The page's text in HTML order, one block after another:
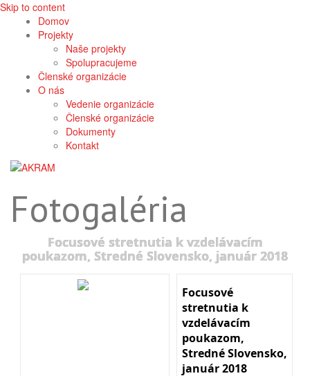
Skip to content
Domov
Projekty
Naše projekty
Spolupracujeme
Členské organizácie
O nás
Vedenie organizácie
Členské organizácie
Dokumenty
Kontakt
Fotogaléria
Focusové stretnutia k vzdelávacím
poukazom, Stredné Slovensko, január 2018
Focusové
stretnutia k
vzdelávacím
poukazom,
Stredné Slovensko,
január 2018